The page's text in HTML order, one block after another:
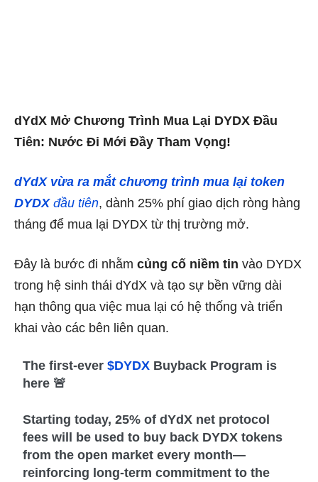
dYdX Mở Chương Trình Mua Lại DYDX Đầu
Tiên: Nước Đi Mới Đầy Tham Vọng!
dYdX vừa ra mắt chương trình mua lại token
DYDXđầu tiên, dành 25% phí giao dịch ròng hàng
tháng để mua lại DYDX từ thị trường mở.
Đây là bước đi nhằm củng cố niềm tin vào DYDX
trong hệ sinh thái dYdX và tạo sự bền vững dài
hạn thông qua việc mua lại có hệ thống và triển
khai vào các bên liên quan.
The first-ever$DYDX Buyback Program is
here 🚨
Starting today, 25% of dYdX net protocol
fees will be used to buy back DYDX tokens
from the open market every month—
reinforcing long-term commitment to the